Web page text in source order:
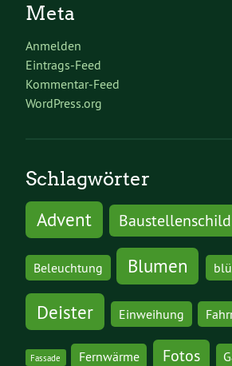
Meta
Anmelden
Eintrags-Feed
Kommentar-Feed
WordPress.org
Schlagwörter
Advent
Baustellenschild
Beleuchtung Blumen
Deister Einweihung
Fassade Fernwärme Fotos